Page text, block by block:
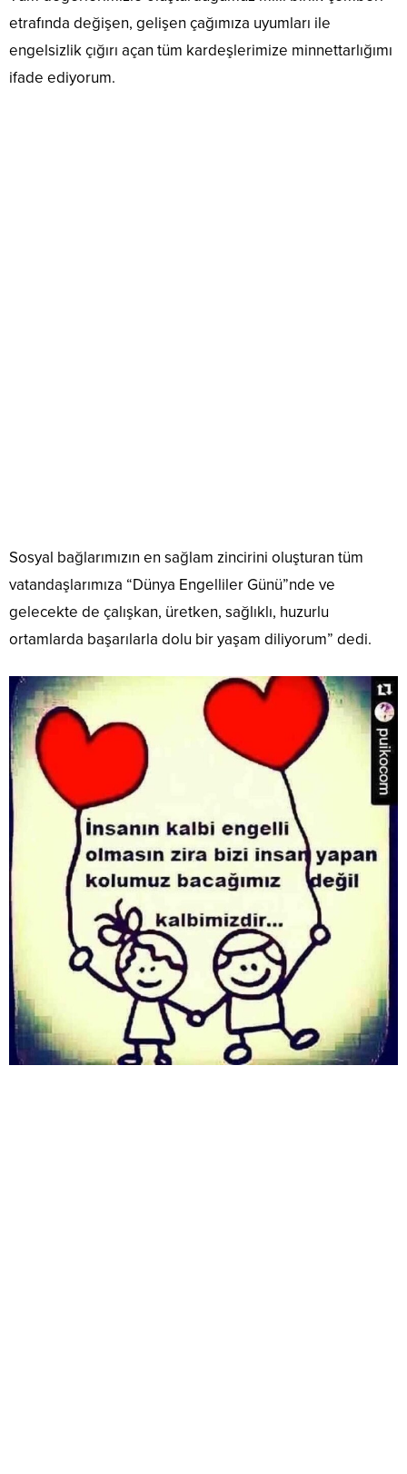
etrafında değişen, gelişen çağımıza uyumları ile
engelsizlik çığırı açan tüm kardeşlerimize minnettarlığımı
ifade ediyorum.
Sosyal bağlarımızın en sağlam zincirini oluşturan tüm
vatandaşlarımıza “Dünya Engelliler Günü”nde ve
gelecekte de çalışkan, üretken, sağlıklı, huzurlu
ortamlarda başarılarla dolu bir yaşam diliyorum” dedi.